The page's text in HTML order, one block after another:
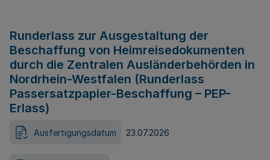
Runderlass zur Ausgestaltung der
Beschaffung von Heimreisedokumenten
durch die Zentralen Ausländerbehörden in
Nordrhein-Westfalen (Runderlass
Passersatzpapier-Beschaffung – PEP-
Erlass)
Ausfertigungsdatum 23.07.2026